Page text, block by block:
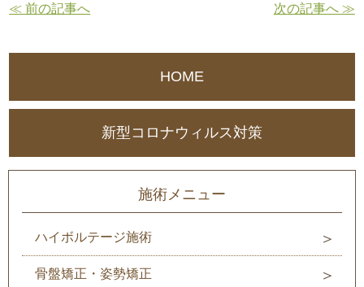
≪ 前の記事へ 次の記事へ ≫
HOME
新型コロナウィルス対策
施術メニュー
ハイボルテージ施術
骨盤矯正・姿勢矯正